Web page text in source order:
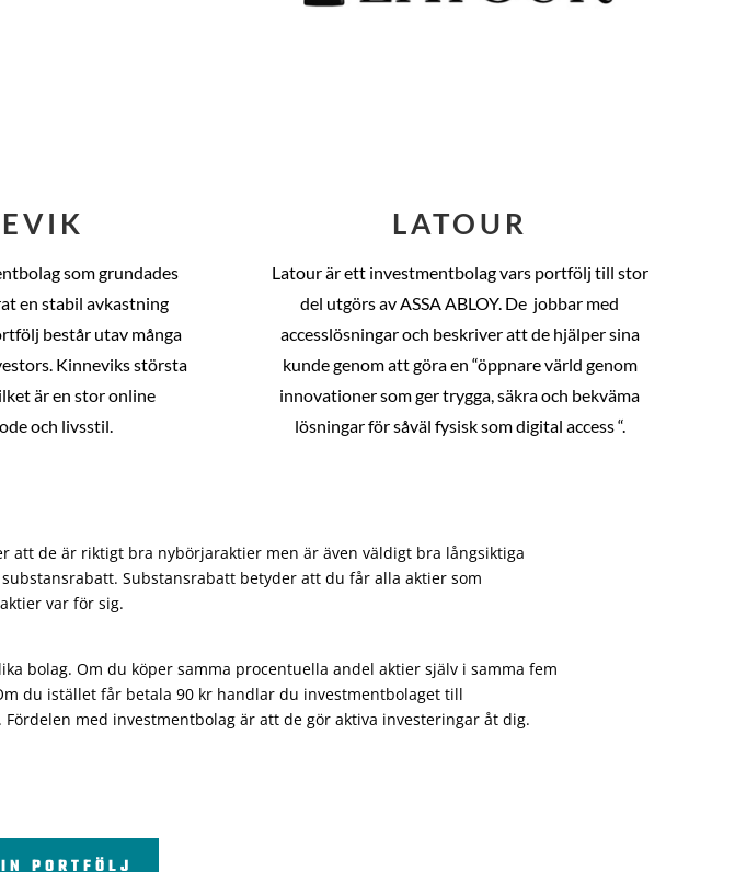
som grundades
en stabil avkastning
består utav många
Kinneviks största
är en stor online
och livsstil.
LATOUR
Latour är ett investmentbolag vars portfölj till stor
del utgörs av ASSA ABLOY. De jobbar med
accesslösningar och beskriver att de hjälper sina
kunde genom att göra en “öppnare värld genom
innovationer som ger trygga, säkra och bekväma
lösningar för såväl fysisk som digital access “.
att de är riktigt bra nybörjaraktier men är även väldigt bra långsiktiga
Substansrabatt betyder att du får alla aktier som
var för sig.
bolag. Om du köper samma procentuella andel aktier själv i samma fem
du istället får betala 90 kr handlar du investmentbolaget till
med investmentbolag är att de gör aktiva investeringar åt dig.
PORTFÖLJ